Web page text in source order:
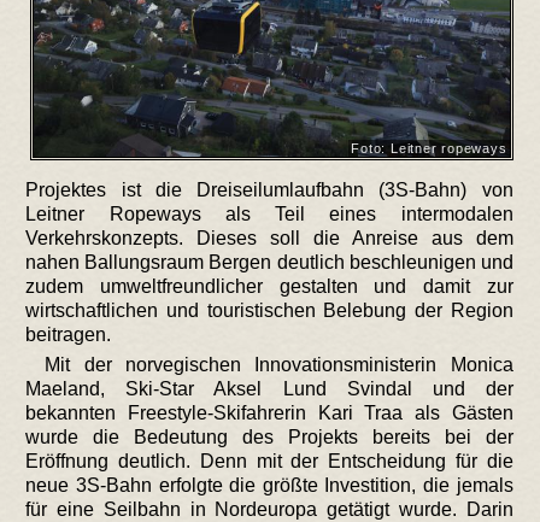
Foto: Leitner ropeways
Projektes ist die Dreiseilumlaufbahn (3S-Bahn) von
Leitner Ropeways als Teil eines intermodalen
Verkehrskonzepts. Dieses soll die Anreise aus dem
nahen Ballungsraum Bergen deutlich beschleunigen und
zudem umweltfreundlicher gestalten und damit zur
wirtschaftlichen und touristischen Belebung der Region
beitragen.
Mit der norvegischen Innovationsministerin Monica
Maeland, Ski-Star Aksel Lund Svindal und der
bekannten Freestyle-Skifahrerin Kari Traa als Gästen
wurde die Bedeutung des Projekts bereits bei der
Eröffnung deutlich. Denn mit der Entscheidung für die
neue 3S-Bahn erfolgte die größte Investition, die jemals
für eine Seilbahn in Nordeuropa getätigt wurde. Darin